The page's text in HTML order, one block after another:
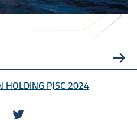
HOLDING PJSC 2024